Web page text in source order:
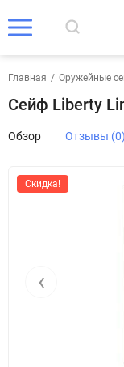
Главная / Оружейные
Сейф Liberty
Обзор Отзывы (0)
Скидка!
‹